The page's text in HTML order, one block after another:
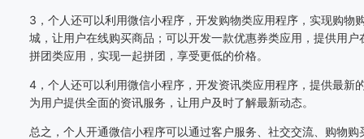
3，个人还可以利用微信小程序，开发购物类应用程序，实现购物
城，让用户在线购买商品；可以开发一款优惠券类应用，提供用
拼团类应用，实现一起拼团，享受更低的价格。
4，个人还可以利用微信小程序，开发资讯类应用程序，提供最新
为用户提供全面的资讯服务，让用户及时了解最新动态。
总之，个人开通微信小程序可以通过客户服务、社交交流、购物